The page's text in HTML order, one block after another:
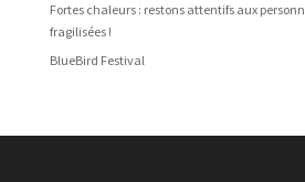
Fortes chaleurs : restons attentifs aux
fragilisées !
BlueBird Festival